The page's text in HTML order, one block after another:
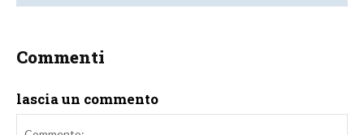
Commenti
lascia un commento